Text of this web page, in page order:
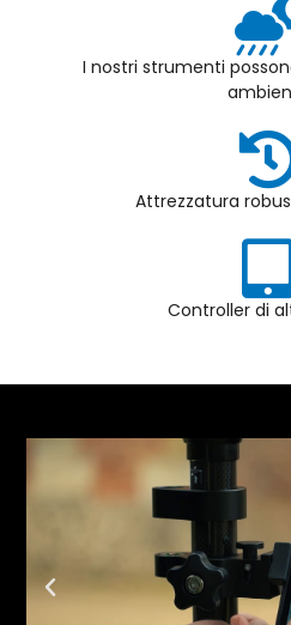
I nostri strumenti
Attrezzatura
Controller di